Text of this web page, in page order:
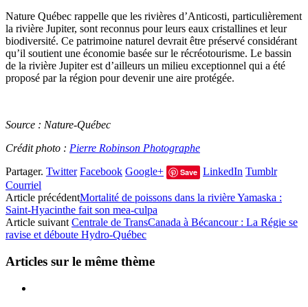
Nature Québec rappelle que les rivières d’Anticosti, particulièrement
la rivière Jupiter, sont reconnus pour leurs eaux cristallines et leur
biodiversité. Ce patrimoine naturel devrait être préservé considérant
qu’il soutient une économie basée sur le récréotourisme. Le bassin
de la rivière Jupiter est d’ailleurs un milieu exceptionnel qui a été
proposé par la région pour devenir une aire protégée.
Source : Nature-Québec
Crédit photo : Pierre Robinson Photographe
Partager. Twitter Facebook Google+ Save LinkedIn Tumblr
Courriel
Article précédentMortalité de poissons dans la rivière Yamaska :
Saint-Hyacinthe fait son mea-culpa
Article suivant Centrale de TransCanada à Bécancour : La Régie se
ravise et déboute Hydro-Québec
Articles sur le même thème